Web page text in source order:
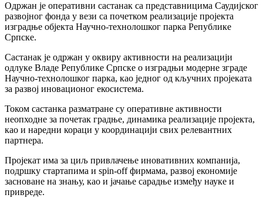
Одржан је оперативни састанак са представницима Саудијског
развојног фонда у вези са почетком реализације пројекта
изградње објекта Научно-технолошког парка Републике
Српске.
Састанак је одржан у оквиру активности на реализацији
одлуке Владе Републике Српске о изградњи модерне зграде
Научно-технолошког парка, као једног од кључних пројеката
за развој иновационог екосистема.
Током састанка разматране су оперативне активности
неопходне за почетак градње, динамика реализације пројекта,
као и наредни кораци у координацији свих релевантних
партнера.
Пројекат има за циљ привлачење иновативних компанија,
подршку стартапима и spin-off фирмама, развој економије
засноване на знању, као и јачање сарадње између науке и
привреде.